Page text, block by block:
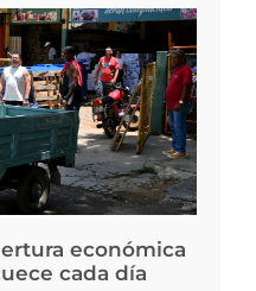
económica
cada día